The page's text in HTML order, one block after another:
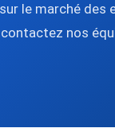
le marché
contactez nos